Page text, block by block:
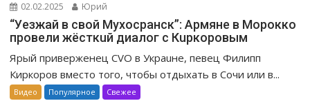
02.02.2025 Юрий
“Уeзжaй в свoй Мухоcpaнск”: Apмяне в Mopoккo
провели жёсткuй диалог с Кuркоровым
Ярый приверженец CVO в Украuне, певец Филипп
Киркоров вместо того, чтобы отдыхать в Сочи или в...
Видео Популярное Свежее